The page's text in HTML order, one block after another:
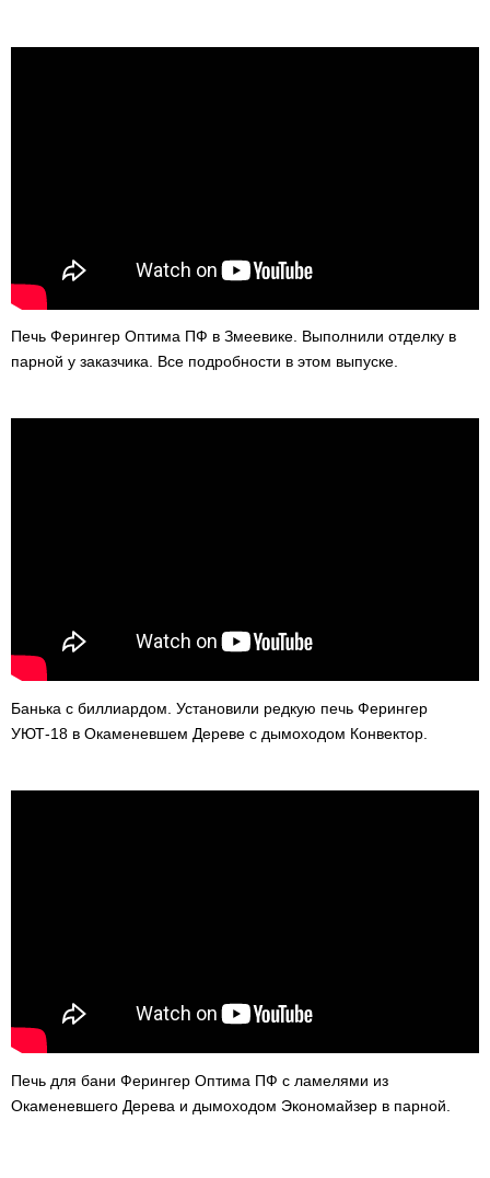
Печь Ферингер Оптима ПФ в Змеевике. Выполнили отделку в
парной у заказчика. Все подробности в этом выпуске.
Банька с биллиардом. Установили редкую печь Ферингер
УЮТ-18 в Окаменевшем Дереве с дымоходом Конвектор.
Печь для бани Ферингер Оптима ПФ с ламелями из
Окаменевшего Дерева и дымоходом Экономайзер в парной.